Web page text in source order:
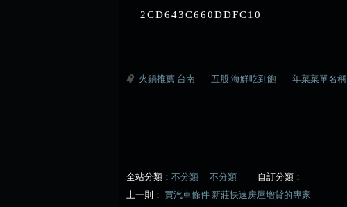
2CD643C660DDFC10
火鍋推薦 台南 五股 海鮮吃到飽 年菜菜單名稱
全站分類： 不分類 ｜ 不分類
自訂分類：
上一則： 買汽車條件 新莊快速房屋增貸的專家